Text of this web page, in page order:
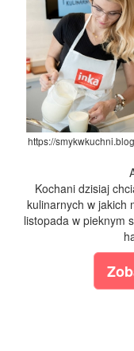
https://
Kochani dzisiaj
kulinarnych w jakich
listopada w pieknym